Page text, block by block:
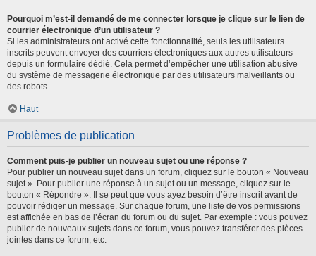
Pourquoi m’est-il demandé de me connecter lorsque je clique sur le lien de
courrier électronique d’un utilisateur ?
Si les administrateurs ont activé cette fonctionnalité, seuls les utilisateurs
inscrits peuvent envoyer des courriers électroniques aux autres utilisateurs
depuis un formulaire dédié. Cela permet d’empêcher une utilisation abusive
du système de messagerie électronique par des utilisateurs malveillants ou
des robots.
Haut
Problèmes de publication
Comment puis-je publier un nouveau sujet ou une réponse ?
Pour publier un nouveau sujet dans un forum, cliquez sur le bouton « Nouveau
sujet ». Pour publier une réponse à un sujet ou un message, cliquez sur le
bouton « Répondre ». Il se peut que vous ayez besoin d’être inscrit avant de
pouvoir rédiger un message. Sur chaque forum, une liste de vos permissions
est affichée en bas de l’écran du forum ou du sujet. Par exemple : vous pouvez
publier de nouveaux sujets dans ce forum, vous pouvez transférer des pièces
jointes dans ce forum, etc.